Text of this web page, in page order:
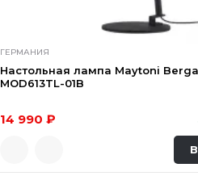
ГЕРМАНИЯ
Настольная лампа Maytoni
MOD613TL-01B
14 990 ₽